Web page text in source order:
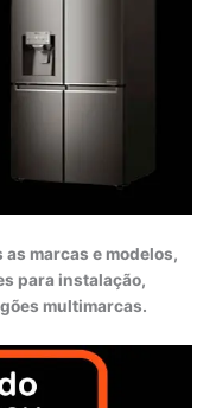
marcas e modelos,
para instalação,
multimarcas.